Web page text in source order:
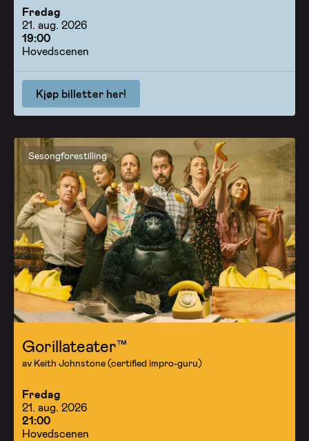
Fredag
21. aug. 2026
19:00
Hovedscenen
Kjøp billetter her!
Sesongforestilling
Gorillateater™
av Keith Johnstone (certified impro-guru)
Fredag
21. aug. 2026
21:00
Hovedscenen